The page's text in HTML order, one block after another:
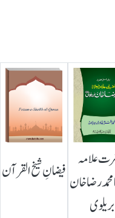
علامہ
محمد رضا خان
بریلوی
فیضانِ شیخ القرآن